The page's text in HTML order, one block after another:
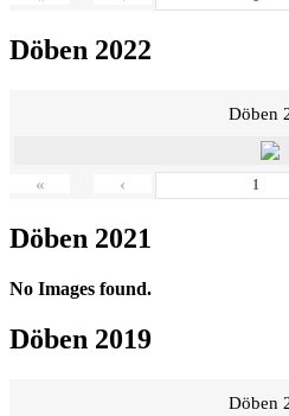
Döben 2022
Döben
« ‹
Döben 2021
No Images found.
Döben 2019
Döben